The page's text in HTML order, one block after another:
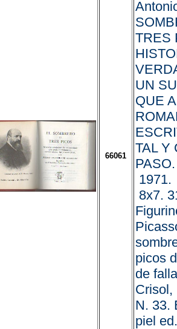
66061
TRES
UN
QUE
TAL Y
1971.
8x7.
picos
de
Crisol,
N. 33.
piel ed.